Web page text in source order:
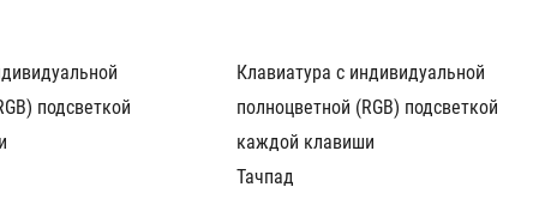
подсветкой
Клавиатура с индивидуальной
полноцветной (RGB) подсветкой
каждой клавиши
Тачпад